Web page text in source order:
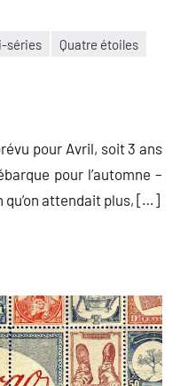
séries
Quatre étoiles
pour Avril, soit 3 ans
pour l’automne –
qu’on attendait plus, […]